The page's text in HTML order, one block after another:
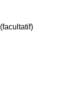
(facultatif)